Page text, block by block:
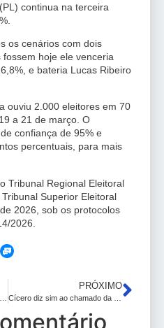
continua na terceira
os cenários com dois
hoje ele venceria
e bateria Lucas Ribeiro
ouviu 2.000 eleitores em 70
a 21 de março. O
confiança de 95% e
percentuais, para mais
Tribunal Regional Eleitoral
Superior Eleitoral
2026, sob os protocolos
2026.
PRÓXIMO